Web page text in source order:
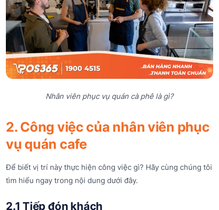
Nhân viên phục vụ quán cà phê là gì?
2. Công việc của nhân viên phục
vụ quán cafe
Để biết vị trí này thực hiện công việc gì? Hãy cùng chúng tôi
tìm hiểu ngay trong nội dung dưới đây.
2.1 Tiếp đón khách